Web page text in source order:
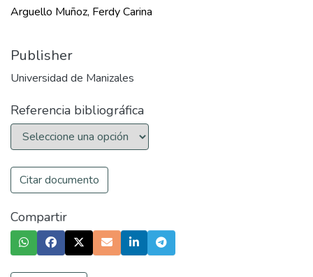
Arguello Muñoz, Ferdy Carina
Publisher
Universidad de Manizales
Referencia bibliográfica
Citar documento
Compartir